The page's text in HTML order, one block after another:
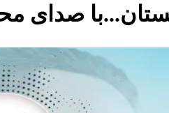
صدای